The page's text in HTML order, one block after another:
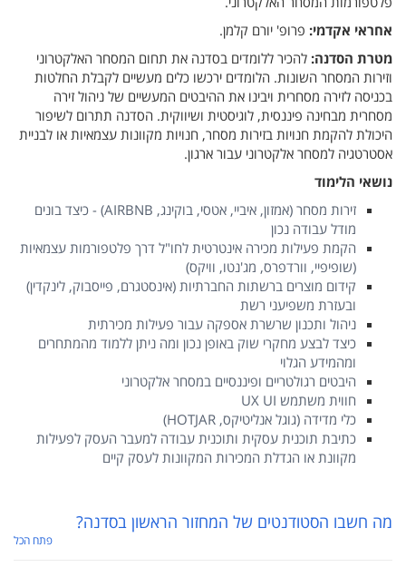
אחראי אקדמי: פרופ' יורם קלמן.
מטרת הסדנה: להכיר ללומדים בסדנה את תחום המסחר האלקטרוני
וזירות המסחר השונות. הלומדים ירכשו כלים מעשיים לקבלת החלטות
בכניסה לזירה מסחרית ויבינו את ההיבטים המעשיים של ניהול זירה
מסחרית מבחינה פיננסית, לוגיסטית ושיווקית. הסדנה תתרום לשיפור
היכולת להקמת חנויות בזירות מסחר, חנויות מקוונות עצמאיות או לבניית
אסטרטגיה למסחר אלקטרוני עבור ארגון.
נושאי הלימוד
זירות מסחר (אמזון, איביי, אטסי, בוקינג, AIRBNB) - כיצד בונים
מודל עבודה נכון
הקמת פעילות מכירה אינטרטית לחו"ל דרך פלטפורמות עצמאיות
(שופיפיי, וורדפרס, מג'נטו, וויקס)
קידום מוצרים ברשתות החברתיות (אינסטגרם, פייסבוק, לינקדין)
ובעזרת משפיעני רשת
ניהול ותכנון שרשרת אספקה עבור פעילות מכירתית
כיצד לבצע מחקרי שוק באופן נכון ומה ניתן ללמוד מהמתחרים
ומהמידע הגלוי
היבטים רגולטריים ופיננסיים במסחר אלקטרוני
חווית משתמש UX UI
כלי מדידה (גוגל אנליטיקס, HOTJAR)
כתיבת תוכנית עסקית ותוכנית עבודה למעבר העסק לפעילות
מקוונת או הגדלת המכירות המקוונות לעסק קיים
מה חשבו הסטודנטים של המחזור הראשון בסדנה?
פתח הכל